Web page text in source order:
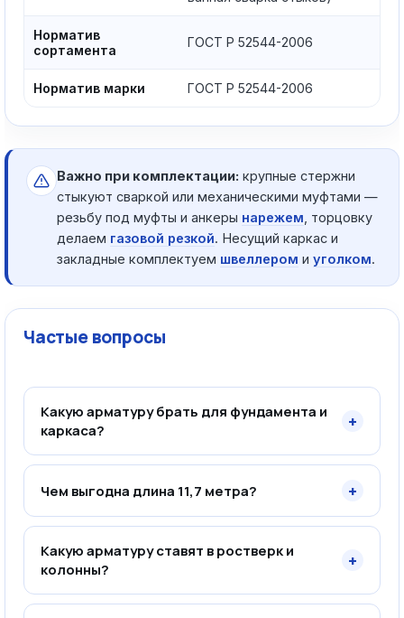
Норматив
сортамента
ГОСТ Р 52544-2006
Норматив марки ГОСТ Р 52544-2006
Важно при комплектации: крупные стержни
стыкуют сваркой или механическими муфтами —
резьбу под муфты и анкеры нарежем , торцовку
делаем газовой резкой. Несущий каркас и
закладные комплектуем швеллером и уголком.
Частые вопросы
Какую арматуру брать для фундамента и
каркаса?
+
Чем выгодна длина 11,7 метра? +
Какую арматуру ставят в ростверк и
колонны?
+